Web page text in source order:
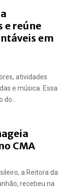
e reúne
em
atividades
e música. Essa
CMA
a Reitora da
recebeu na